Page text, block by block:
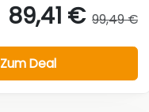
89,41 € 99,49 €
Zum Deal